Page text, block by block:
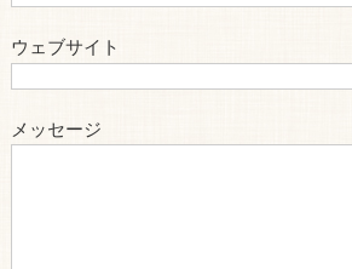
ウェブサイト
メッセージ